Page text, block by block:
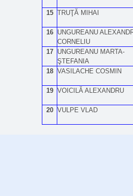
15 TRUŢĂ MIHAI
16
UNGUREANU
CORNELIU
17
UNGUREANU MARTA-
ŞTEFANIA
18 VASILACHE COSMIN
19 VOICILĂ ALEXANDRU
20 VULPE VLAD